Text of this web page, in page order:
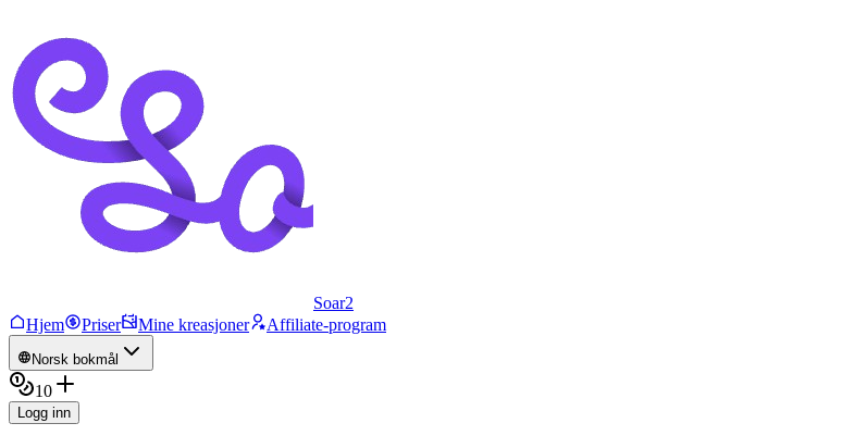
Soar2
Hjem
Priser Mine kreasjoner Affiliate-program
Norsk bokmål
10
Logg inn